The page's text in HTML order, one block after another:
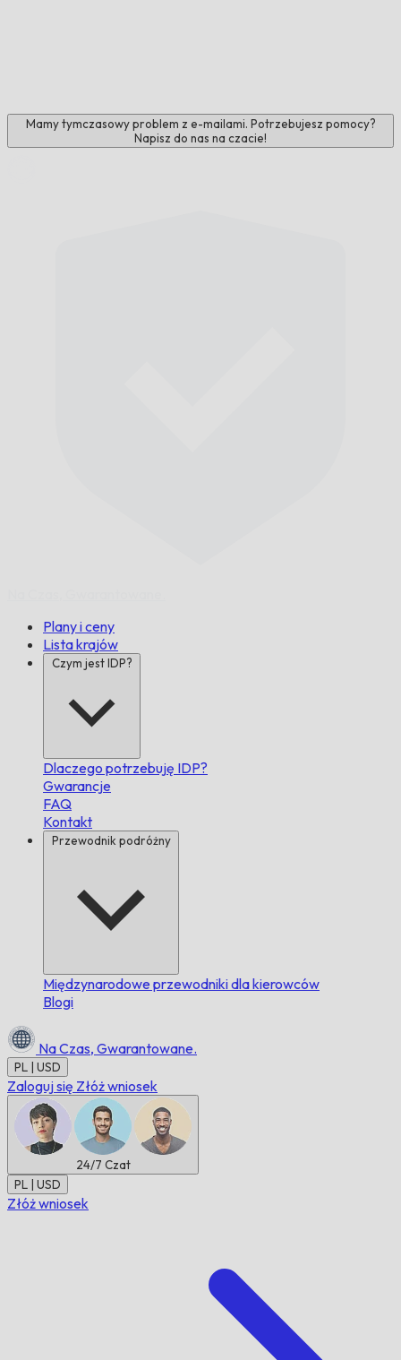
Mamy tymczasowy problem z e-mailami. Potrzebujesz pomocy?
Napisz do nas na czacie!
Plany i ceny
Lista krajów
Czym jest IDP?
Dlaczego potrzebuję IDP?
Gwarancje
FAQ
Kontakt
Przewodnik podróżny
Międzynarodowe przewodniki dla kierowców
Blogi
Na Czas, Gwarantowane.
PL | USD
Zaloguj się Złóż wniosek
24/7 Czat
PL | USD
Złóż wniosek